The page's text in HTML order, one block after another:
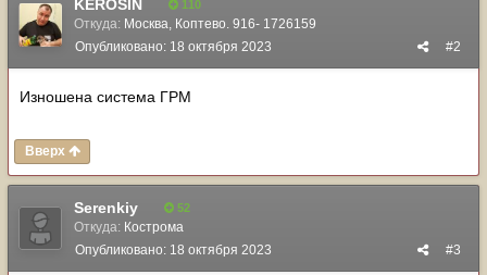
KEROSIN 110
Откуда: Москва, Коптево. 916- 1726159
#2
Опубликовано: 18 октября 2023
Изношена система ГРМ
Вверх
Serenkiy 52
Откуда: Кострома
#3
Опубликовано: 18 октября 2023